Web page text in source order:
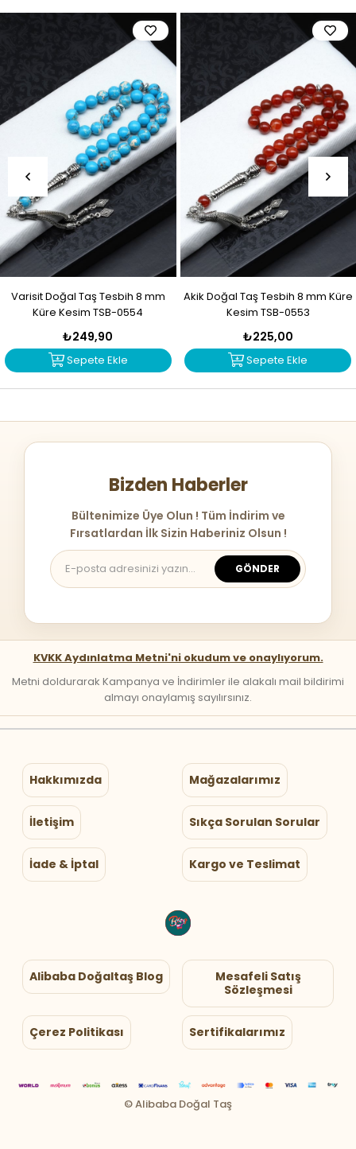
Varisit Doğal Taş Tesbih 8 mm
Küre Kesim TSB-0554
₺249,90
Sepete Ekle
Akik Doğal Taş Tesbih 8 mm Küre
Kesim TSB-0553
₺225,00
Sepete Ekle
Bizden Haberler
Bültenimize Üye Olun ! Tüm İndirim ve
Fırsatlardan İlk Sizin Haberiniz Olsun !
GÖNDER
KVKK Aydınlatma Metni'ni okudum ve onaylıyorum.
Metni doldurarak Kampanya ve İndirimler ile alakalı mail bildirimi
almayı onaylamış sayılırsınız.
Hakkımızda Mağazalarımız
İletişim Sıkça Sorulan Sorular
İade & İptal Kargo ve Teslimat
Alibaba Doğaltaş Blog
Mesafeli Satış
Sözleşmesi
Çerez Politikası Sertifikalarımız